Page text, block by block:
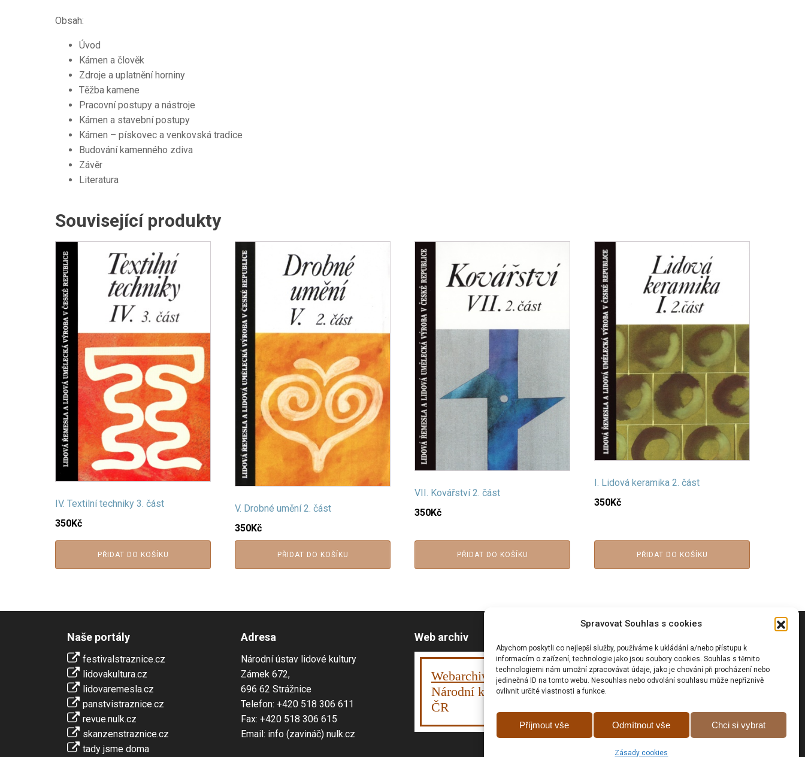
Spravovat Souhlas s cookies
Abychom poskytli co nejlepší služby, používáme k ukládání a/nebo přístupu k
informacím o zařízení, technologie jako jsou soubory cookies. Souhlas s těmito
technologiemi nám umožní zpracovávat údaje, jako je chování při procházení nebo
jedinečná ID na tomto webu. Nesouhlas nebo odvolání souhlasu může nepříznivě
ovlivnit určité vlastnosti a funkce.
Příjmout vše Odmítnout vše Chci si vybrat
Zásady cookies
Obsah:
Úvod
Kámen a člověk
Zdroje a uplatnění horniny
Těžba kamene
Pracovní postupy a nástroje
Kámen a stavební postupy
Kámen – pískovec a venkovská tradice
Budování kamenného zdiva
Závěr
Literatura
Související produkty
IV. Textilní techniky 3. část
350Kč
PŘIDAT DO KOŠÍKU
V. Drobné umění 2. část
350Kč
PŘIDAT DO KOŠÍKU
VII. Kovářství 2. část
350Kč
PŘIDAT DO KOŠÍKU
I. Lidová keramika 2. část
350Kč
PŘIDAT DO KOŠÍKU
Naše portály
festivalstraznice.cz
lidovakultura.cz
lidovaremesla.cz
panstvistraznice.cz
revue.nulk.cz
skanzenstraznice.cz
tady jsme doma
Adresa
Národní ústav lidové kultury
Zámek 672,
696 62 Strážnice
Telefon: +420 518 306 611
Fax: +420 518 306 615
Email: info (zavináč) nulk.cz
Web archiv
Webarchiv
ováno
Národní knihovnou
ČR
Prohlášní o přístupnosti
Zásady cookies (EU)